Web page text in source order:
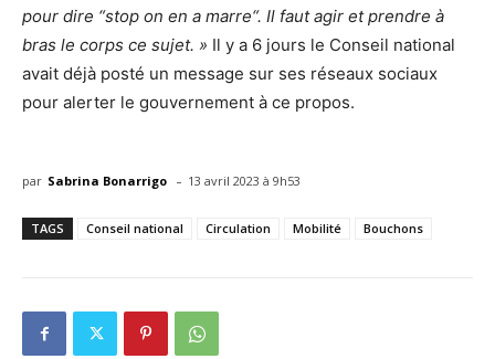
pour dire “stop on en a marre“. Il faut agir et prendre à
bras le corps ce sujet. » Il y a 6 jours le Conseil national
avait déjà posté un message sur ses réseaux sociaux
pour alerter le gouvernement à ce propos.
par Sabrina Bonarrigo - 13 avril 2023 à 9h53
TAGS Conseil national Circulation Mobilité Bouchons